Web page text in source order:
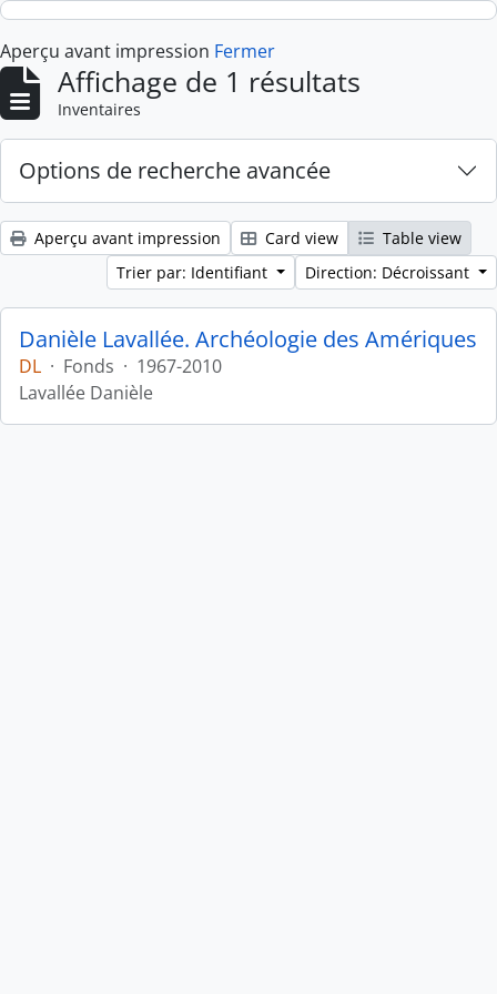
Skip to main content
Aperçu avant impression Fermer
Affichage de 1 résultats
Inventaires
Options de recherche avancée
Aperçu avant impression Card view
Table view
Trier par: Identifiant
Direction: Décroissant
Danièle Lavallée. Archéologie des Amériques
DL · Fonds · 1967-2010
Lavallée Danièle